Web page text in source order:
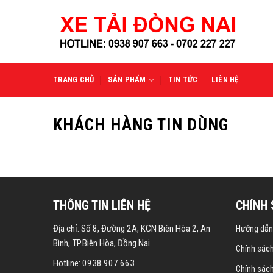
TRANG CHỦ SẢN PHẨM TIN TỨC LIÊN HỆ
KHÁCH HÀNG TIN DÙNG
THÔNG TIN LIÊN HỆ
Địa chỉ: Số 8, Đường 2A, KCN Biên Hòa 2, An
Bình, TP.Biên Hòa, Đồng Nai
Hotline: 0938.907.663
CHÍNH
Hướng
Chính
Chính